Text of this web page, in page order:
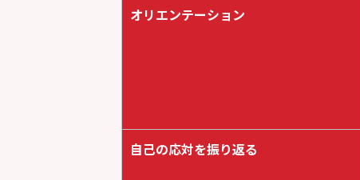
オリエンテーション
自己の応対を振り返る